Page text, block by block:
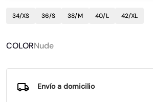
34/XS 36/S 38/M 40/L 42/XL
COLORNude
Envío a domicilio